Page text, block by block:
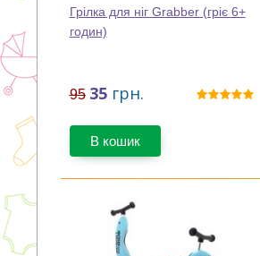
Грілка для ніг Grabber (гріє 6+
годин)
95 35 грн.
В кошик